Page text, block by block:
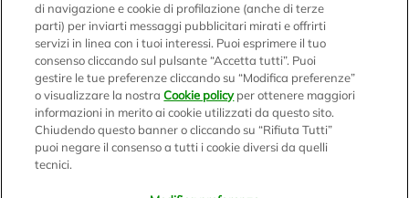
Logo Bennet
Seguici sui nostri canali
Scarica l'app
di navigazione e cookie di profilazione (anche di terze
parti) per inviarti messaggi pubblicitari mirati e offrirti
servizi in linea con i tuoi interessi. Puoi esprimere il tuo
consenso cliccando sul pulsante “Accetta tutti”. Puoi
gestire le tue preferenze cliccando su “Modifica preferenze”
o visualizzare la nostraCookie policyper ottenere maggiori
informazioni in merito ai cookie utilizzati da questo sito.
Chiudendo questo banner o cliccando su “Rifiuta Tutti”
puoi negare il consenso a tutti i cookie diversi da quelli
tecnici.